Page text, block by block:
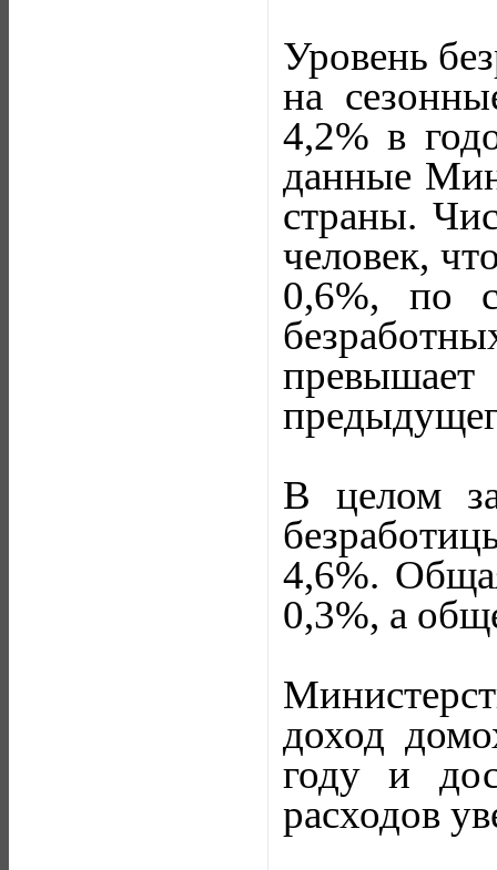
Уровень
на
4,2% в
данные
страны.
человек,
0,6%, по
В целом
4,6%.
0,3%, а
доход
году и
расходов